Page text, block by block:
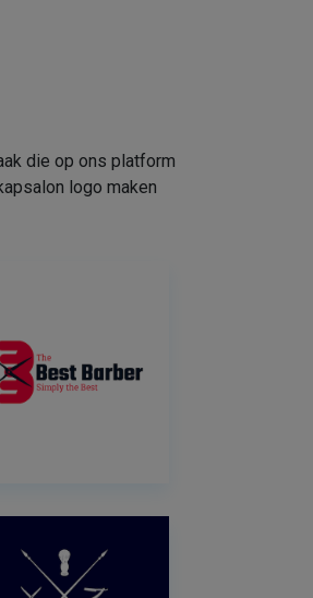
die op ons platform
logo maken